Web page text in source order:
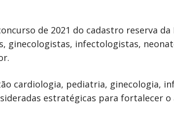
de 2021 do cadastro reserva
ginecologistas, infectologistas,
cardiologia, pediatria, ginecologia,
estratégicas para fortalecer